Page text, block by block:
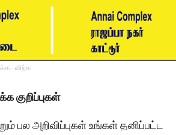
- விற்க
குறிப்புகள்
பல அறிவிப்புகள் உங்கள் தனிப்பட்ட